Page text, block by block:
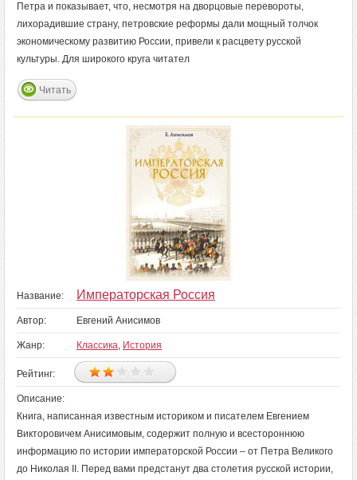
Петра и показывает, что, несмотря на дворцовые перевороты,
лихорадившие страну, петровские реформы дали мощный толчок
экономическому развитию России, привели к расцвету русской
культуры. Для широкого круга читател
Читать
Название: Императорская Россия
Автор: Евгений Анисимов
Жанр: Классика, История
Рейтинг:
Описание:
Книга, написанная известным историком и писателем Евгением
Викторовичем Анисимовым, содержит полную и всестороннюю
информацию по истории императорской России – от Петра Великого
до Николая II. Перед вами предстанут два столетия русской истории,